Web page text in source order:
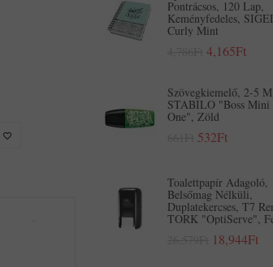
Pontrácsos, 120 Lap,
Keményfedeles,
Curly Mint
4,165Ft
Szövegkiemelő, 2-5
STABILO "Boss Mini
One", Zöld
532Ft
Toalettpapír Adagoló,
Belsőmag Nélküli,
Duplatekercses, T7
TORK "OptiServe",
18,944Ft